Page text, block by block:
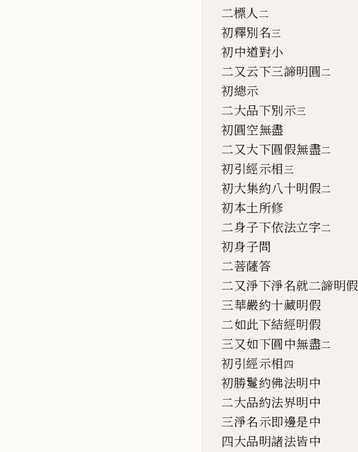
二標人二
初釋別名三
初中道對小
二又云下三諦明圓二
初總示
二大品下別示三
初圓空無盡
二又大下圓假無盡二
初引經示相三
初大集約八十明假二
初本土所修
二身子下依法立字二
初身子問
二菩薩答
二又淨下淨名就二諦明假
三華嚴約十藏明假
二如此下結經明假
三又如下圓中無盡二
初引經示相四
初勝鬘約佛法明中
二大品約法界明中
三淨名示即邊是中
四大品明諸法皆中